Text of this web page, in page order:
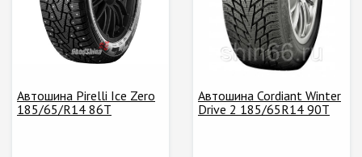
Автошина Pirelli Ice Zero
185/65/R14 86T
Автошина Cordiant Winter
Drive 2 185/65R14 90T